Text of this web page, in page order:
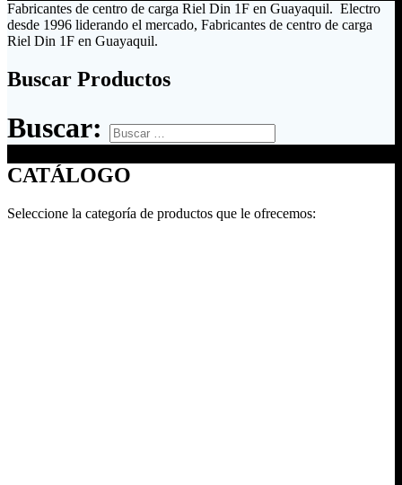
Fabricantes de centro de carga Riel Din 1F en Guayaquil. Electro
desde 1996 liderando el mercado, Fabricantes de centro de carga
Riel Din 1F en Guayaquil.
Buscar Productos
Buscar:
CATÁLOGO
Seleccione la categoría de productos que le ofrecemos: